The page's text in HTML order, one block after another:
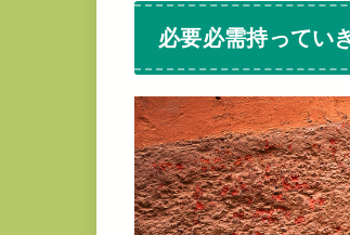
必要必需持ってい